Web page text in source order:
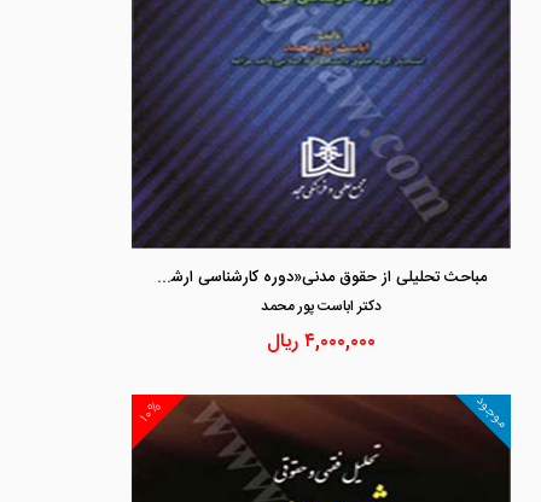
مباحث تحلیلی از حقوق مدنی«دوره کارشناسی ارشد»
دكتر اباست پور محمد
۴,۰۰۰,۰۰۰ریال
۱۰% موجود